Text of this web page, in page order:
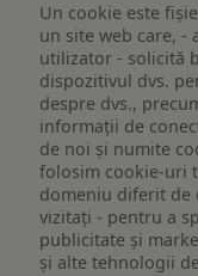
Un cookie este
un site web care, -
utilizator - solicită
dispozitivul dvs.
despre dvs.,
informații de
de noi și numite
folosim cookie-uri
domeniu diferit de
vizitați - pentru a
publicitate și
și alte tehnologii